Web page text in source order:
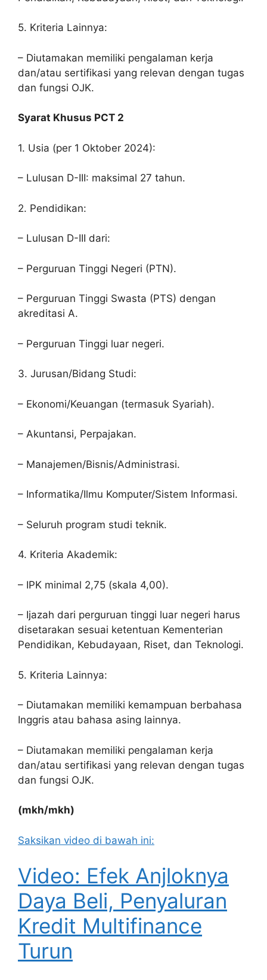
5. Kriteria Lainnya:
– Diutamakan memiliki pengalaman kerja
dan/atau sertifikasi yang relevan dengan tugas
dan fungsi OJK.
Syarat Khusus PCT 2
1. Usia (per 1 Oktober 2024):
– Lulusan D-III: maksimal 27 tahun.
2. Pendidikan:
– Lulusan D-III dari:
– Perguruan Tinggi Negeri (PTN).
– Perguruan Tinggi Swasta (PTS) dengan
akreditasi A.
– Perguruan Tinggi luar negeri.
3. Jurusan/Bidang Studi:
– Ekonomi/Keuangan (termasuk Syariah).
– Akuntansi, Perpajakan.
– Manajemen/Bisnis/Administrasi.
– Informatika/Ilmu Komputer/Sistem Informasi.
– Seluruh program studi teknik.
4. Kriteria Akademik:
– IPK minimal 2,75 (skala 4,00).
– Ijazah dari perguruan tinggi luar negeri harus
disetarakan sesuai ketentuan Kementerian
Pendidikan, Kebudayaan, Riset, dan Teknologi.
5. Kriteria Lainnya:
– Diutamakan memiliki kemampuan berbahasa
Inggris atau bahasa asing lainnya.
– Diutamakan memiliki pengalaman kerja
dan/atau sertifikasi yang relevan dengan tugas
dan fungsi OJK.
(mkh/mkh)
Saksikan video di bawah ini:
Video: Efek Anjloknya
Daya Beli, Penyaluran
Kredit Multifinance
Turun